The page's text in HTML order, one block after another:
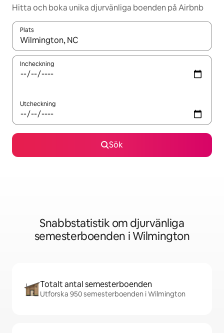
Hitta och boka unika djurvänliga boenden på Airbnb
Plats
När resultaten är tillgängliga kan du navigera med upp- och
Incheckning
Utcheckning
Sök
Snabbstatistik om djurvänliga
semesterboenden i Wilmington
Totalt antal semesterboenden
Utforska 950 semesterboenden i Wilmington